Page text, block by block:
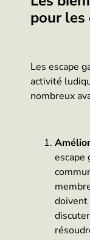
pour les
Les escape
activité
nombreux
escape
doivent